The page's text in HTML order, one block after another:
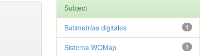
Subject
1
Batimetrías digitales
1
Sistema WQMap